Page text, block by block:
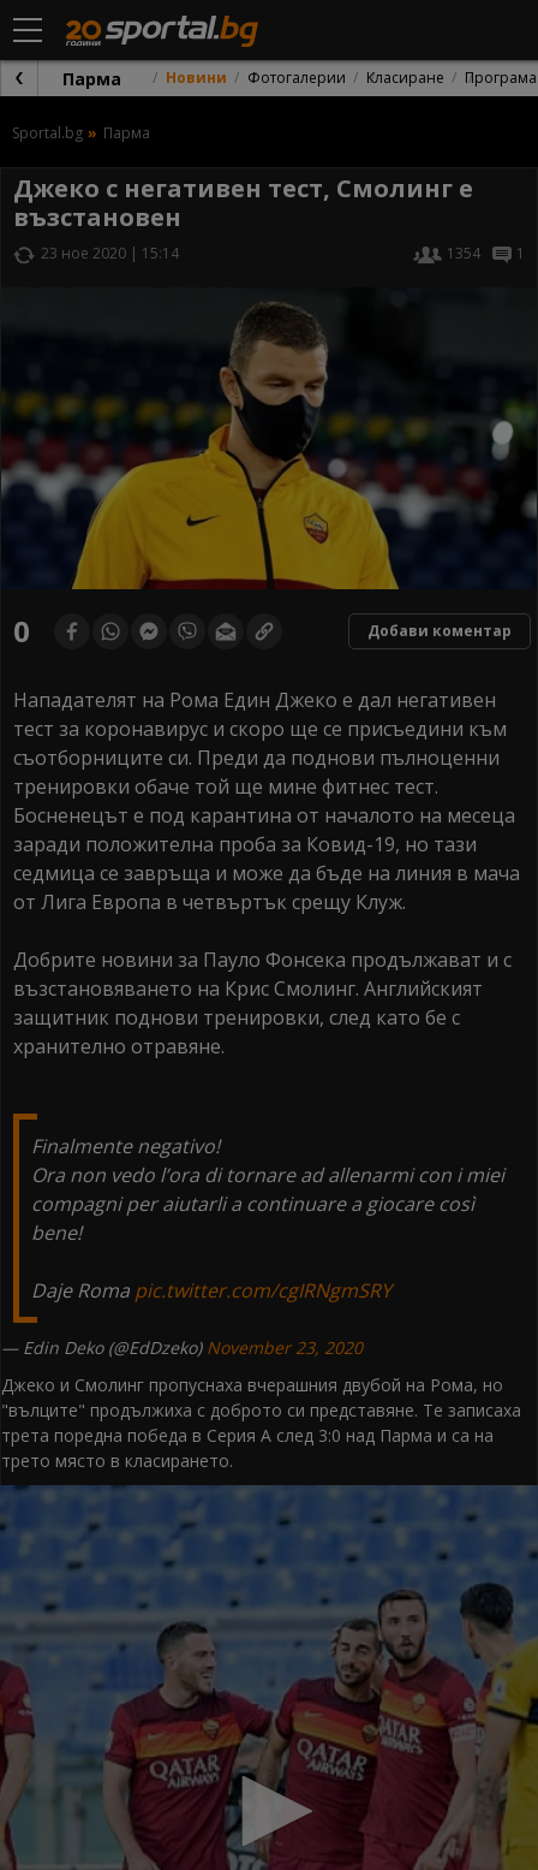
Парма Новини Фотогалерии Класиране Програма
Sportal.bg Парма
Джеко с негативен тест, Смолинг е
възстановен
23 ное 2020 | 15:14 1354 1
0 Добави коментар
Нападателят на Рома Един Джеко е дал негативен
тест за коронавирус и скоро ще се присъедини към
съотборниците си. Преди да поднови пълноценни
тренировки обаче той ще мине фитнес тест.
Босненецът e под карантина от началото на месеца
заради положителна проба за Ковид-19, но тази
седмица се завръща и може да бъде на линия в мача
от Лига Европа в четвъртък срещу Клуж.
Добрите новини за Пауло Фонсека продължават и с
възстановяването на Крис Смолинг. Английският
защитник поднови тренировки, след като бе с
хранително отравяне.
Finalmente negativo!
Ora non vedo l’ora di tornare ad allenarmi con i miei
compagni per aiutarli a continuare a giocare così
bene!
Daje Roma pic.twitter.com/cgIRNgmSRY
— Edin Deko (@EdDzeko) November 23, 2020
Джеко и Смолинг пропуснаха вчерашния двубой на Рома, но
"вълците" продължиха с доброто си представяне. Те записаха
трета поредна победа в Серия А след 3:0 над Парма и са на
трето място в класирането.